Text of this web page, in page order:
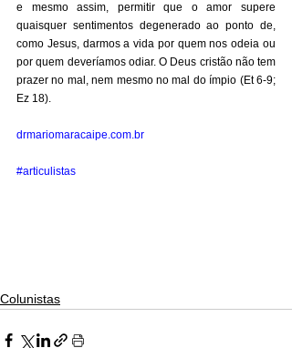
e mesmo assim, permitir que o amor supere
quaisquer sentimentos degenerado ao ponto de,
como Jesus, darmos a vida por quem nos odeia ou
por quem deveríamos odiar. O Deus cristão não tem
prazer no mal, nem mesmo no mal do ímpio (Et 6-9;
Ez 18).
drmariomaracaipe.com.br
#articulistas
Colunistas